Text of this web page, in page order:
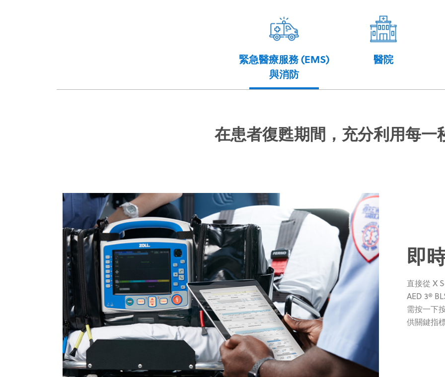
緊急醫療服務 (EMS)
與消防
醫院
在患者復甦期間，充分利用每一
即
直接從 X
AED 3®
需按一下
供關鍵指